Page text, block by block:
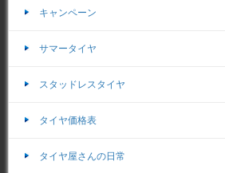
キャンペーン
サマータイヤ
スタッドレスタイヤ
タイヤ価格表
タイヤ屋さんの日常